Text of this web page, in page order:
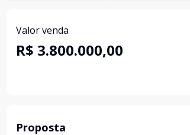
Valor venda
R$ 3.800.000,00
Proposta